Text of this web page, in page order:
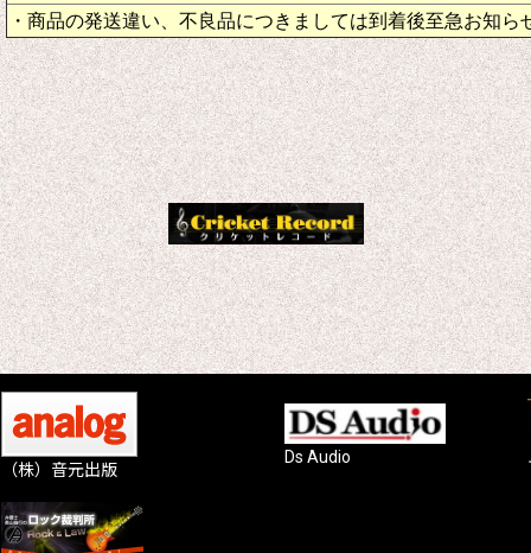
・商品の発送違い、不良品につきましては到着後至急お知ら
（株）音元出版
Ds Audio